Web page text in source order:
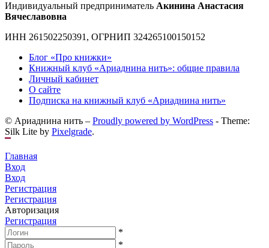
Индивидуальный предприниматель Акинина Анастасия
Вячеславовна
ИНН 261502250391, ОГРНИП 324265100150152
Блог «Про книжки»
Книжный клуб «Ариаднина нить»: общие правила
Личный кабинет
О сайте
Подписка на книжный клуб «Ариаднина нить»
© Ариаднина нить – Proudly powered by WordPress - Theme:
Silk Lite by Pixelgrade.
Главная
Вход
Вход
Регистрация
Регистрация
Авторизация
Регистрация
*
*